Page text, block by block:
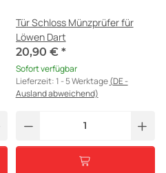
Tür Schloss Münzprüfer für
Löwen Dart
20,90 € *
Sofort verfügbar
Lieferzeit:1 - 5 Werktage(DE -
Ausland abweichend)